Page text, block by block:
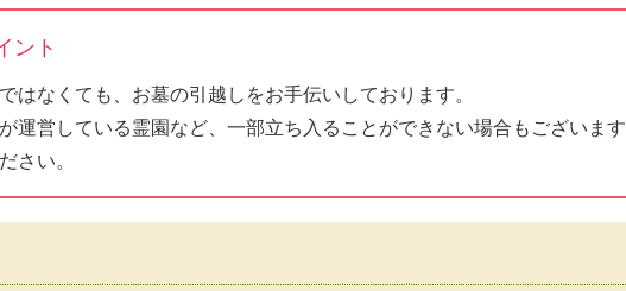
ント
はなくても、お墓の引越しをお手伝いしております。
運営している霊園など、一部立ち入ることができない場合もございます
さい。